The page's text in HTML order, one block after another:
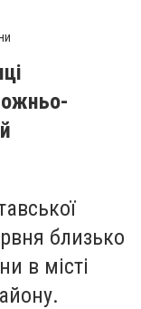
близько
в місті